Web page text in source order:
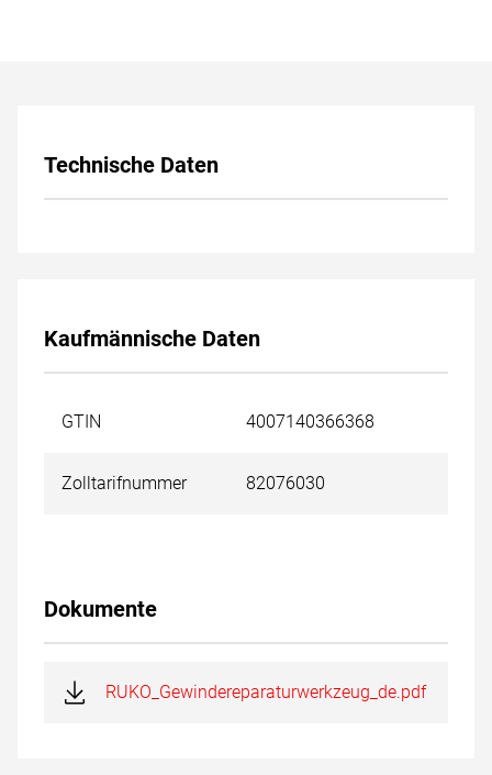
Technische Daten
Kaufmännische Daten
GTIN 4007140366368
Zolltarifnummer 82076030
Dokumente
RUKO_Gewindereparaturwerkzeug_de.pdf